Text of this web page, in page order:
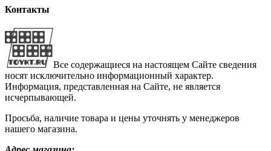
Контакты
Все содержащиеся на настоящем Сайте сведения
носят исключительно информационный характер.
Информация, представленная на Сайте, не является
исчерпывающей.
Просьба, наличие товара и цены уточнять у менеджеров
нашего магазина.